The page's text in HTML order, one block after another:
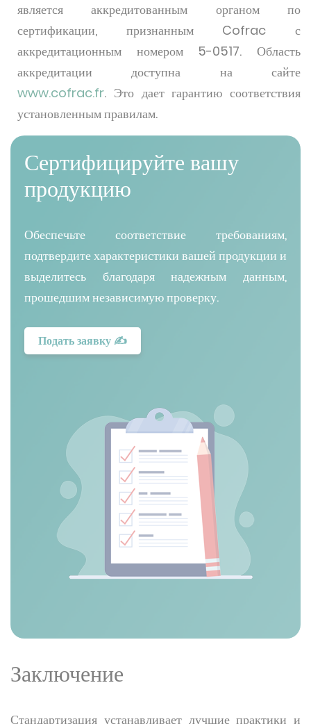
является аккредитованным органом по
сертификации, признанным Cofrac с
аккредитационным номером 5-0517. Область
аккредитации доступна на сайте
www.cofrac.fr. Это дает гарантию соответствия
установленным правилам.
Сертифицируйте вашу
продукцию
Обеспечьте соответствие требованиям,
подтвердите характеристики вашей продукции и
выделитесь благодаря надежным данным,
прошедшим независимую проверку.
Подать заявку ✍
Заключение
Стандартизация устанавливает лучшие практики и